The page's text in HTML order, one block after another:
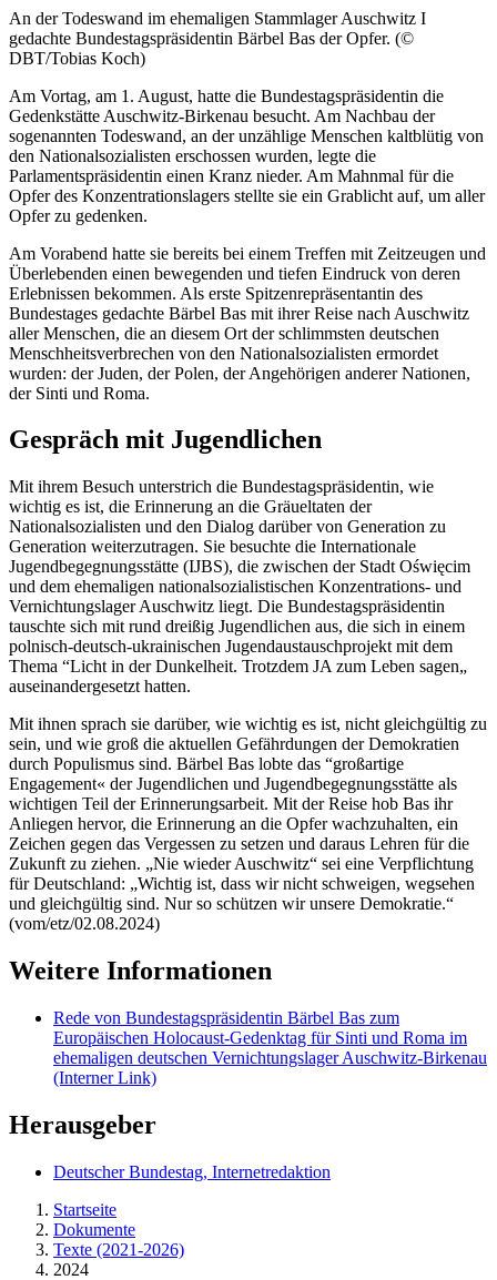
An der Todeswand im ehemaligen Stammlager Auschwitz I
gedachte Bundestagspräsidentin Bärbel Bas der Opfer. (©
DBT/Tobias Koch)
Am Vortag, am 1. August, hatte die Bundestagspräsidentin die
Gedenkstätte Auschwitz-Birkenau besucht. Am Nachbau der
sogenannten Todeswand, an der unzählige Menschen kaltblütig von
den Nationalsozialisten erschossen wurden, legte die
Parlamentspräsidentin einen Kranz nieder. Am Mahnmal für die
Opfer des Konzentrationslagers stellte sie ein Grablicht auf, um aller
Opfer zu gedenken.
Am Vorabend hatte sie bereits bei einem Treffen mit Zeitzeugen und
Überlebenden einen bewegenden und tiefen Eindruck von deren
Erlebnissen bekommen. Als erste Spitzenrepräsentantin des
Bundestages gedachte Bärbel Bas mit ihrer Reise nach Auschwitz
aller Menschen, die an diesem Ort der schlimmsten deutschen
Menschheitsverbrechen von den Nationalsozialisten ermordet
wurden: der Juden, der Polen, der Angehörigen anderer Nationen,
der Sinti und Roma.
Gespräch mit Jugendlichen
Mit ihrem Besuch unterstrich die Bundestagspräsidentin, wie
wichtig es ist, die Erinnerung an die Gräueltaten der
Nationalsozialisten und den Dialog darüber von Generation zu
Generation weiterzutragen. Sie besuchte die Internationale
Jugendbegegnungsstätte (IJBS), die zwischen der Stadt Oświęcim
und dem ehemaligen nationalsozialistischen Konzentrations- und
Vernichtungslager Auschwitz liegt. Die Bundestagspräsidentin
tauschte sich mit rund dreißig Jugendlichen aus, die sich in einem
polnisch-deutsch-ukrainischen Jugendaustauschprojekt mit dem
Thema “Licht in der Dunkelheit. Trotzdem JA zum Leben sagen„
auseinandergesetzt hatten.
Mit ihnen sprach sie darüber, wie wichtig es ist, nicht gleichgültig zu
sein, und wie groß die aktuellen Gefährdungen der Demokratien
durch Populismus sind. Bärbel Bas lobte das “großartige
Engagement« der Jugendlichen und Jugendbegegnungsstätte als
wichtigen Teil der Erinnerungsarbeit. Mit der Reise hob Bas ihr
Anliegen hervor, die Erinnerung an die Opfer wachzuhalten, ein
Zeichen gegen das Vergessen zu setzen und daraus Lehren für die
Zukunft zu ziehen. „Nie wieder Auschwitz“ sei eine Verpflichtung
für Deutschland: „Wichtig ist, dass wir nicht schweigen, wegsehen
und gleichgültig sind. Nur so schützen wir unsere Demokratie.“
(vom/etz/02.08.2024)
Weitere Informationen
Rede von Bundestagspräsidentin Bärbel Bas zum
Europäischen Holocaust-Gedenktag für Sinti und Roma im
ehemaligen deutschen Vernichtungslager Auschwitz-Birkenau
(Interner Link)
Herausgeber
Deutscher Bundestag, Internetredaktion
Startseite
Dokumente
Texte (2021-2026)
2024